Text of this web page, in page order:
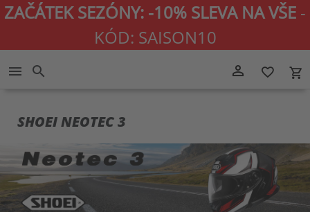
ZAČÁTEK SEZÓNY: -10% SLEVA NA VŠE -
KÓD: SAISON10
person_outline favorite_border local_grocery_store
menu search
SHOEI NEOTEC 3